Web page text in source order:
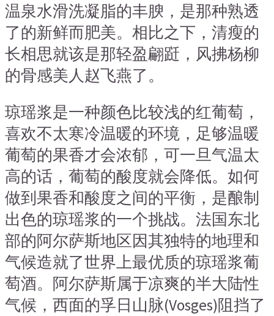
温泉水滑洗凝脂的丰腴，是那种熟透
了的新鲜而肥美。相比之下，清瘦的
长相思就该是那轻盈翩跹，风拂杨柳
的骨感美人赵飞燕了。
琼瑶浆是一种颜色比较浅的红葡萄，
喜欢不太寒冷温暖的环境，足够温暖
葡萄的果香才会浓郁，可一旦气温太
高的话，葡萄的酸度就会降低。如何
做到果香和酸度之间的平衡，是酿制
出色的琼瑶浆的一个挑战。法国东北
部的阿尔萨斯地区因其独特的地理和
气候造就了世界上最优质的琼瑶浆葡
萄酒。阿尔萨斯属于凉爽的半大陆性
气候，西面的孚日山脉(Vosges)阻挡了